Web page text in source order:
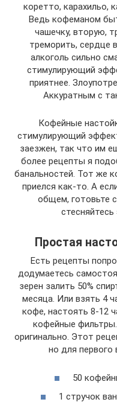
коретто, карахильо,
Ведь кофеманом
чашечку, вторую,
треморить, сердце
алкоголь сильно
стимулирующий
приятнее.
Аккуратным с
Кофейные
стимулирующий
заезжен, так что им
более рецепты я
банальностей. Тот же
приелся как-то. А
общем, готовьте
Простая
Есть рецепты
додумаетесь
зерен залить 50%
месяца. Или взять 4
кофе, настоять 8-12
кофейные
оригинально. Этот
но для первого
50
1 стручок